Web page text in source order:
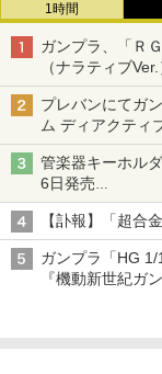
1時間
ガンプラ、「Ｒ
（ナラティブ
ースト」再販
プレバンにてガ
ム ディアクティ
始！
管楽器キーホル
6日発売
チューバ、テナ
【訃報】「超合
ガンプラ「HG
『機動新世紀ガ